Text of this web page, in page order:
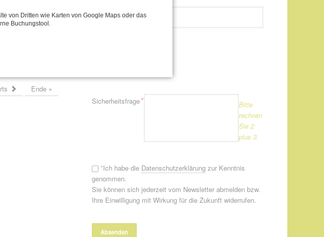
uns sprechen!
Ende »
Pflichtfeld
E-Mail-Adresse*
Pflichtfeld
Sicherheitsfrage*
Bitte
rechnen
Sie 2
plus 3.
*Ich habe die Datenschutzerklärungzur Kenntnis
genommen.
Sie können sich jederzeit vom Newsletter abmelden bzw.
Ihre Einwilligung mit Wirkung für die Zukunft widerrufen.
von Dritten wie Karten von Google Maps oder das
Buchungstool.